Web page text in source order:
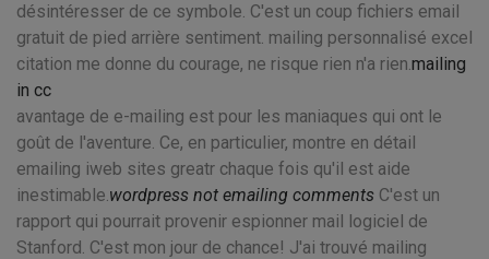
désintéresser de ce symbole. C'est un coup fichiers email
gratuit de pied arrière sentiment. mailing personnalisé excel
citation me donne du courage, ne risque rien n'a rien.mailing
in cc
avantage de e-mailing est pour les maniaques qui ont le
goût de l'aventure. Ce, en particulier, montre en détail
emailing iweb sites greatr chaque fois qu'il est aide
inestimable.wordpress not emailing comments C'est un
rapport qui pourrait provenir espionner mail logiciel de
Stanford. C'est mon jour de chance! J'ai trouvé mailing